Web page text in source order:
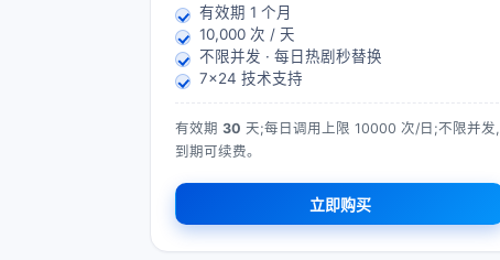
有效期 1 个月
10,000 次 / 天
不限并发 · 每日热剧秒替换
7×24 技术支持
有效期 30 天;每日调用上限 10000 次/日;不限并发,
到期可续费。
立即购买